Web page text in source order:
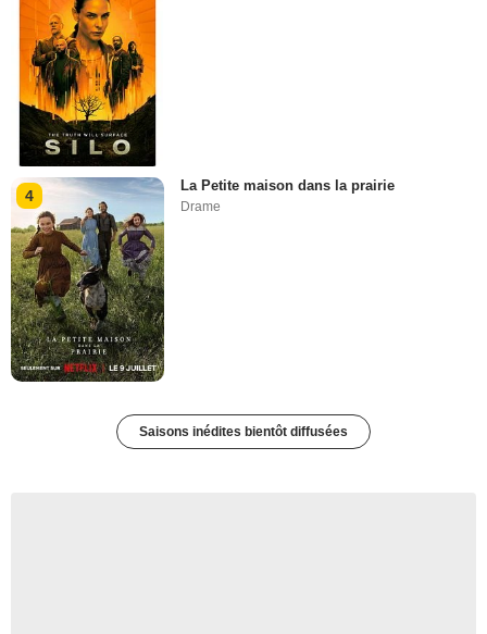
4
La Petite maison dans la prairie
Drame
Saisons inédites bientôt diffusées